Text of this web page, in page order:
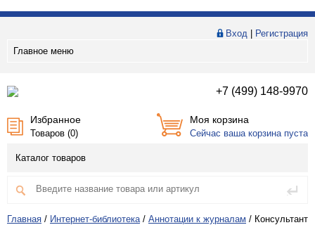
Вход
Регистрация
Главное меню
+7 (499) 148-9970
Избранное
Товаров (0)
Моя корзина
Сейчас ваша корзина пуста
Каталог товаров
Главная / Интернет-библиотека / Аннотации к журналам / Консультант